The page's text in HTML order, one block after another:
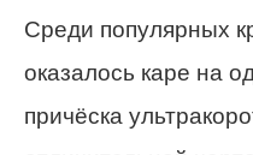
Среди популярных
оказалось каре на
причёска